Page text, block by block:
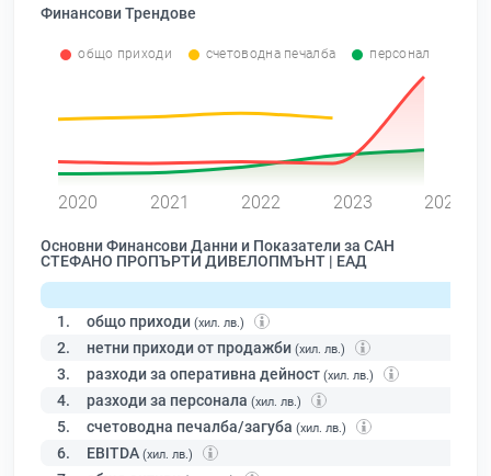
Финансови Трендове
общо приходи счетоводна печалба персонал
2020 2021 2022 2023 2024
Основни Финансови Данни и Показатели за САН
СТЕФАНО ПРОПЪРТИ ДИВЕЛОПМЪНТ | ЕАД
1. общо приходи (хил. лв.)
2. нетни приходи от продажби (хил. лв.)
3. разходи за оперативна дейност (хил. лв.)
4. разходи за персонала (хил. лв.)
5. счетоводна печалба/загуба (хил. лв.)
6. EBITDA (хил. лв.)